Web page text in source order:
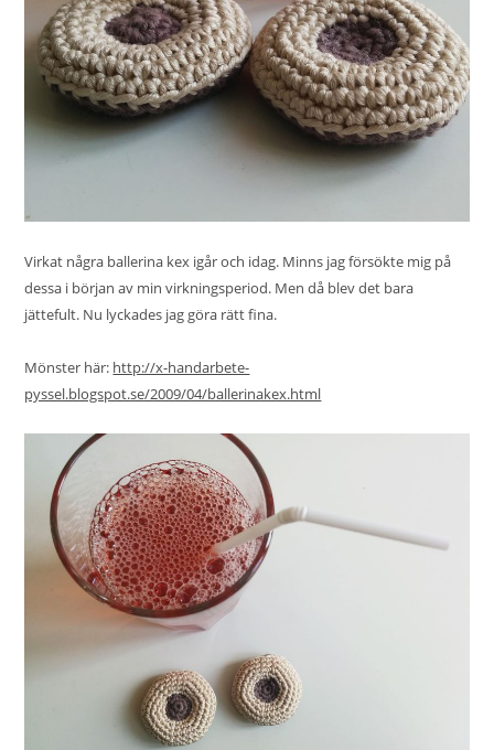
Virkat några ballerina kex igår och idag. Minns jag försökte mig på
dessa i början av min virkningsperiod. Men då blev det bara
jättefult. Nu lyckades jag göra rätt fina.
Mönster här: http://x-handarbete-
pyssel.blogspot.se/2009/04/ballerinakex.html